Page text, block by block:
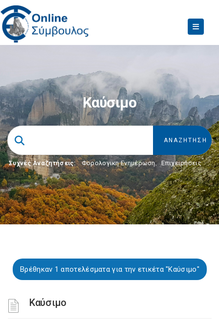
Καύσιμο
Συχνές Αναζητήσεις: Φορολογικη Ενημέρωση, Επιχειρήσεις
Βρέθηκαν 1 αποτελέσματα για την ετικέτα "Καύσιμο"
Καύσιμο